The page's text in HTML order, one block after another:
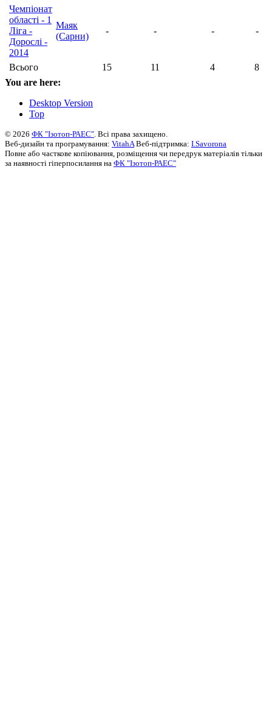
Чемпіонат
області - 1
Ліга -
Дорослі -
2014
Маяк
(Сарни)
- - - -
Всього 15 11 4
8
You are here:
Desktop Version
Top
© 2026 ФК "Ізотоп-РАЕС" . Всі права захищено.
Веб-дизайн та програмування: VitahA Веб-підтримка: I.Savorona
Повне або часткове копіювання, розміщення чи передрук матеріалів тільки
за наявності гіперпосилання на ФК "Ізотоп-РАЕС"